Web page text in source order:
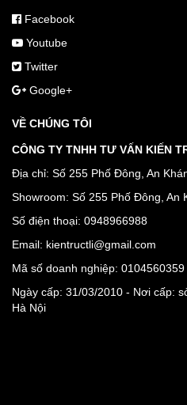
Facebook
Youtube
Twitter
Google+
VỀ CHÚNG TÔI
CÔNG TY TNHH TƯ VẤN KIẾN
Địa chỉ: Số 255 Phố Đông, An
Showroom: Số 255 Phố Đông, An
Số điện thoại: 0948966988
Email: kientructli@gmail.com
Mã số doanh nghiệp: 0104560359
Ngày cấp: 31/03/2010 - Nơi cấp:
Hà Nội